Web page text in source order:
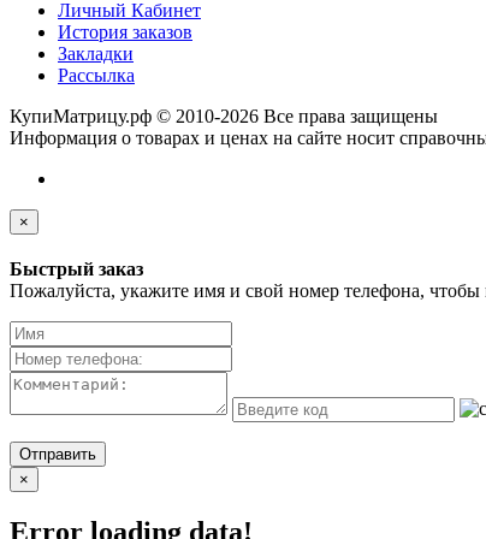
Личный Кабинет
История заказов
Закладки
Рассылка
КупиМатрицу.рф © 2010-2026 Все права защищены
Информация о товарах и ценах на сайте носит
×
Быстрый заказ
Пожалуйста, укажите имя и свой номер телефона, чтобы
Отправить
×
Error loading data!